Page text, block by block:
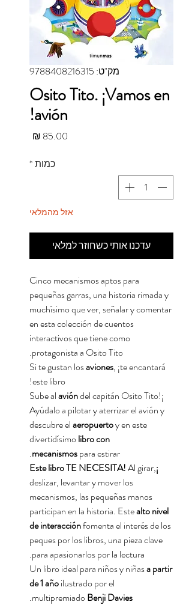
מק"ט: 9788408216315
Osito Tito. ¡Vamos en
avión!
כמות*
אזל מהמלאי
עדכנו אותי כשחוזר למלאי
Cinco mecanismos aptos para
pequeñas garras, una historia rimada y
muchísimo que ver, señalar y comentar
en esta colección de cuentos
interactivos que tiene como
protagonista a Osito Tito.
Si te gustan losaviones, ¡te encantará
este libro!
¡Sube al
avióndel capitán Osito Tito!
Ayúdalo a pilotar y aterrizar el avión y
descubre elaeropuertoy en este
divertidísimo libro con
mecanismospara estirar.
¡Este libro TE NECESITA!
Al girar,
deslizar, levantar y mover los
mecanismos, las pequeñas manos
participan en la historia. Estealto nivel
de interacciónfomenta el interés de los
peques por los libros, una pieza clave
para apasionarlos por la lectura.
Un libro ideal para niños y niñasa partir
de 1 añoilustrado por el
multipremiado Benji Davies
.